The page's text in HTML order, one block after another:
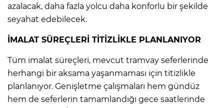
azalacak, daha fazla yolcu daha konforlu bir şekilde
seyahat edebilecek.
İMALAT SÜREÇLERİ TİTİZLİKLE PLANLANIYOR
Tüm imalat süreçleri, mevcut tramvay seferlerinde
herhangi bir aksama yaşanmaması için titizlikle
planlanıyor. Genişletme çalışmaları hem gündüz
hem de seferlerin tamamlandığı gece saatlerinde